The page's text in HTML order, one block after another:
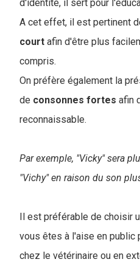
d'identité, il sert pour
A cet effet, il est pertinent
court afin d'être plus
compris.
On préfère également la
de consonnes fortes afin
reconnaissable.
Par exemple, "Vicky" sera
"Vichy" en raison du son
Il est préférable de choisir
vous êtes à l'aise en public
chez le vétérinaire ou en